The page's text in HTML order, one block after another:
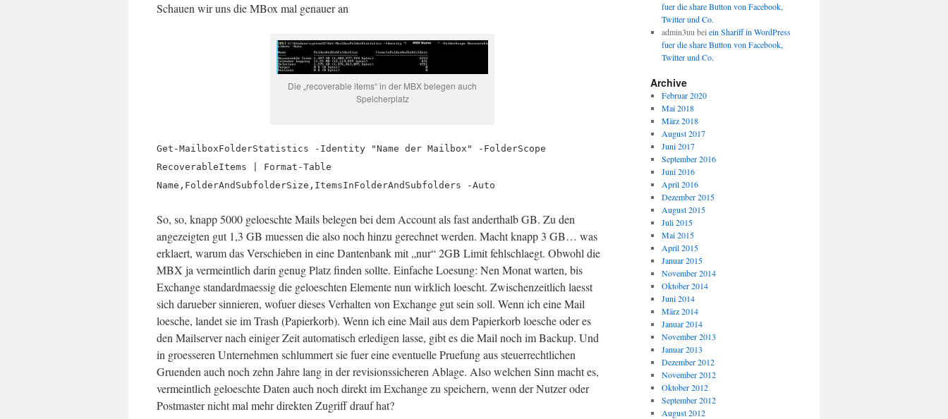
Schauen wir uns die MBox mal genauer an
Die „recoverable items“ in der MBX belegen auch
Speicherplatz
Get-MailboxFolderStatistics -Identity "Name der Mailbox" -FolderScope
RecoverableItems | Format-Table
Name,FolderAndSubfolderSize,ItemsInFolderAndSubfolders -Auto
So, so, knapp 5000 geloeschte Mails belegen bei dem Account als fast anderthalb GB. Zu den
angezeigten gut 1,3 GB muessen die also noch hinzu gerechnet werden. Macht knapp 3 GB… was
erklaert, warum das Verschieben in eine Dantenbank mit „nur“ 2GB Limit fehlschlaegt. Obwohl die
MBX ja vermeintlich darin genug Platz finden sollte. Einfache Loesung: Nen Monat warten, bis
Exchange standardmaessig die geloeschten Elemente nun wirklich loescht. Zwischenzeitlich laesst
sich darueber sinnieren, wofuer dieses Verhalten von Exchange gut sein soll. Wenn ich eine Mail
loesche, landet sie im Trash (Papierkorb). Wenn ich eine Mail aus dem Papierkorb loesche oder es
den Mailserver nach einiger Zeit automatisch erledigen lasse, gibt es die Mail noch im Backup. Und
in groesseren Unternehmen schlummert sie fuer eine eventuelle Pruefung aus steuerrechtlichen
Gruenden auch noch zehn Jahre lang in der revisionssicheren Ablage. Also welchen Sinn macht es,
vermeintlich geloeschte Daten auch noch direkt im Exchange zu speichern, wenn der Nutzer oder
Postmaster nicht mal mehr direkten Zugriff drauf hat?
fuer die share Button von Facebook,
Twitter und Co.
admin3uu bei ein Shariff in WordPress
fuer die share Button von Facebook,
Twitter und Co.
Archive
Februar 2020
Mai 2018
März 2018
August 2017
Juni 2017
September 2016
Juni 2016
April 2016
Dezember 2015
August 2015
Juli 2015
Mai 2015
April 2015
Januar 2015
November 2014
Oktober 2014
Juni 2014
März 2014
Januar 2014
November 2013
Januar 2013
Dezember 2012
November 2012
Oktober 2012
September 2012
August 2012